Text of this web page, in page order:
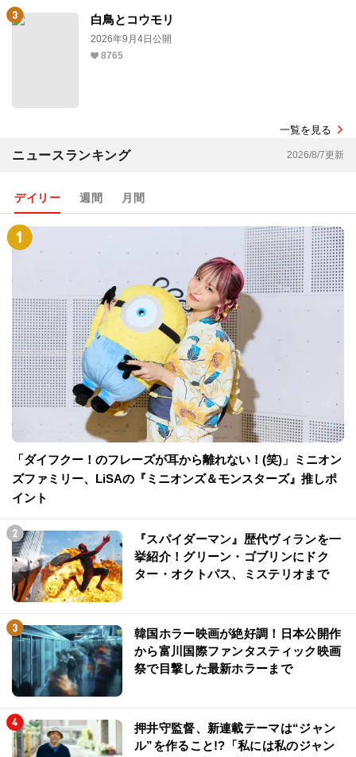
白鳥とコウモリ
2026年9月4日公開
8765
一覧を見る
ニュースランキング 2026/8/7更新
デイリー 週間 月間
「ダイフクー！のフレーズが耳から離れない！(笑)」ミニオン
ズファミリー、LiSAの『ミニオンズ＆モンスターズ』推しポ
イント
『スパイダーマン』歴代ヴィランを一
挙紹介！グリーン・ゴブリンにドク
ター・オクトパス、ミステリオまで
韓国ホラー映画が絶好調！日本公開作
から富川国際ファンタスティック映画
祭で目撃した最新ホラーまで
押井守監督、新連載テーマは“ジャン
ル”を作ること!?「私には私のジャン